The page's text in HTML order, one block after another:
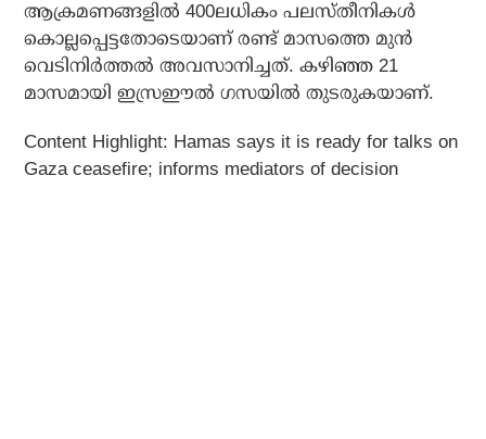
ആക്രമണങ്ങളില്‍ 400ലധികം പലസ്തീനികള്‍
കൊല്ലപ്പെട്ടതോടെയാണ് രണ്ട് മാസത്തെ മുന്‍
വെടിനിര്‍ത്തല്‍ അവസാനിച്ചത്. കഴിഞ്ഞ 21
മാസമായി ഇസ്രഈല്‍ ഗസയില്‍ തുടരുകയാണ്.
Content Highlight: Hamas says it is ready for talks on
Gaza ceasefire; informs mediators of decision